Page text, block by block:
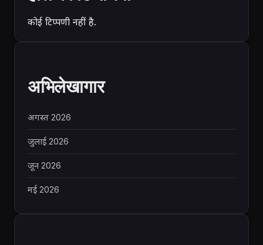
कोई टिप्पणी नहीं है.
अभिलेखागार
अगस्त 2026
जुलाई 2026
जून 2026
मई 2026